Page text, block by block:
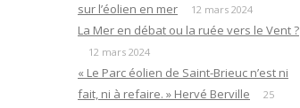
h
sur l’éolien en mer
12 mars 2024
La Mer en débat ou la ruée vers le Vent ?
12 mars 2024
« Le Parc éolien de Saint-Brieuc n’est ni
fait, ni à refaire. » Hervé Berville
25